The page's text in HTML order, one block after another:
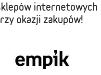
internetowych
okazji zakupów!